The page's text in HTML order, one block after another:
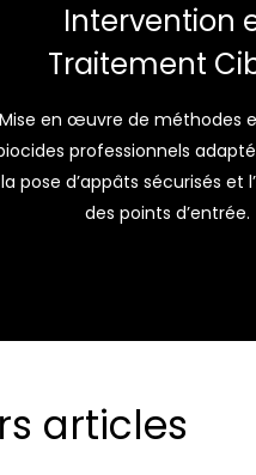
Intervention
Traitement
Mise en œuvre de méthodes
professionnels
la pose d’appâts sécurisés et
des points d’entrée.
articles